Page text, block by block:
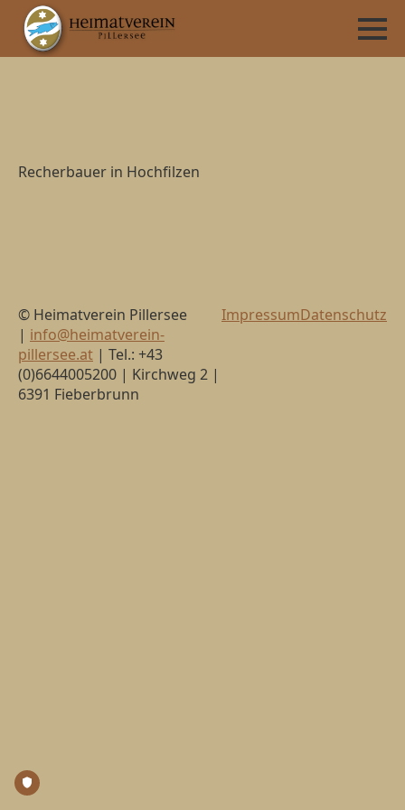
Recherbauer in Hochfilzen
© Heimatverein Pillersee
| info@heimatverein-
pillersee.at | Tel.: +43
(0)6644005200 | Kirchweg 2 |
6391 Fieberbrunn
ImpressumDatenschutz